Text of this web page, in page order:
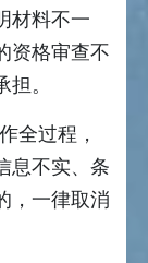
材料不一
资格审查不
。
全过程，
息不实、条
，一律取消